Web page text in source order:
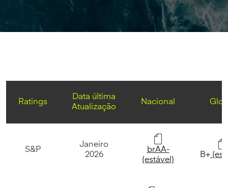
Ratings
Data última
Atualização
Nacional
S&P
Janeiro
2026
brAA-
(estável)
B+